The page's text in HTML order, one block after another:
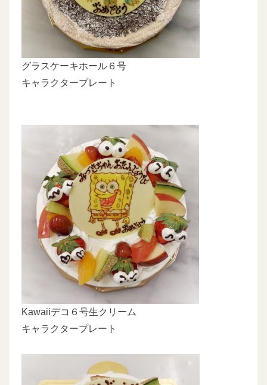
グラスケーキホール６号
キャラクタープレート
Kawaiiデコ６号生クリーム
キャラクタープレート